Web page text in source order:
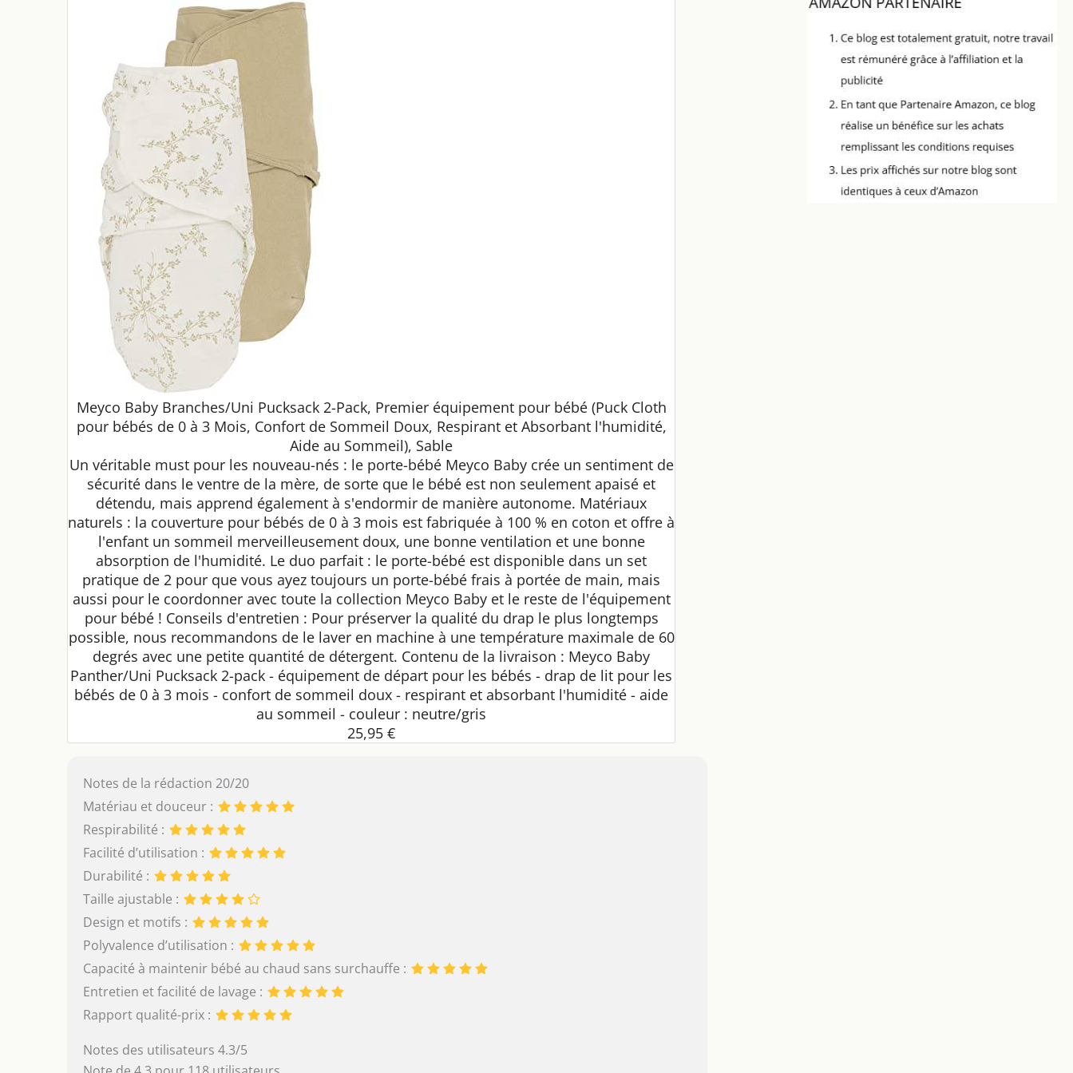
Meyco Baby Branches/Uni Pucksack 2-Pack, Premier équipement pour bébé (Puck Cloth
pour bébés de 0 à 3 Mois, Confort de Sommeil Doux, Respirant et Absorbant l'humidité,
Aide au Sommeil), Sable
Un véritable must pour les nouveau-nés : le porte-bébé Meyco Baby crée un sentiment de
sécurité dans le ventre de la mère, de sorte que le bébé est non seulement apaisé et
détendu, mais apprend également à s'endormir de manière autonome. Matériaux
naturels : la couverture pour bébés de 0 à 3 mois est fabriquée à 100 % en coton et offre à
l'enfant un sommeil merveilleusement doux, une bonne ventilation et une bonne
absorption de l'humidité. Le duo parfait : le porte-bébé est disponible dans un set
pratique de 2 pour que vous ayez toujours un porte-bébé frais à portée de main, mais
aussi pour le coordonner avec toute la collection Meyco Baby et le reste de l'équipement
pour bébé ! Conseils d'entretien : Pour préserver la qualité du drap le plus longtemps
possible, nous recommandons de le laver en machine à une température maximale de 60
degrés avec une petite quantité de détergent. Contenu de la livraison : Meyco Baby
Panther/Uni Pucksack 2-pack - équipement de départ pour les bébés - drap de lit pour les
bébés de 0 à 3 mois - confort de sommeil doux - respirant et absorbant l'humidité - aide
au sommeil - couleur : neutre/gris
25,95 €
Notes de la rédaction 20/20
Matériau et douceur :
Respirabilité :
Facilité d’utilisation :
Durabilité :
Taille ajustable :
Design et motifs :
Polyvalence d’utilisation :
Capacité à maintenir bébé au chaud sans surchauffe :
Entretien et facilité de lavage :
Rapport qualité-prix :
Notes des utilisateurs 4.3/5